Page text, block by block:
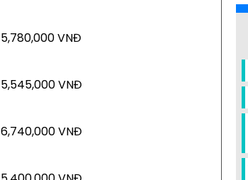
5,780,000 VNĐ
5,545,000 VNĐ
6,740,000 VNĐ